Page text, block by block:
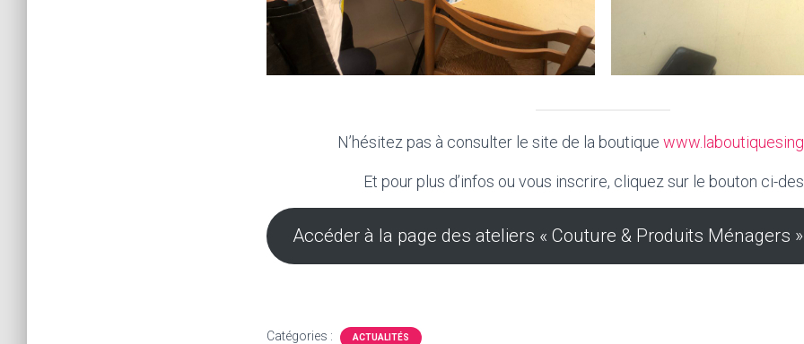
N’hésitez pas à consulter le site de la boutique
Et pour plus d’infos ou vous inscrire, cliquez sur le bouton ci-
Accéder à la page des ateliers « Couture & Produits Ménagers »
Catégories : ACTUALITÉS